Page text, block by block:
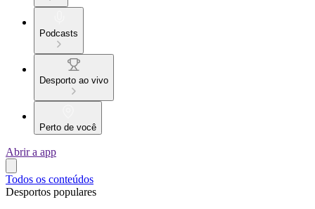
Podcasts
Desporto ao vivo
Perto de você
Abrir a app
Todos os conteúdos
Desportos populares